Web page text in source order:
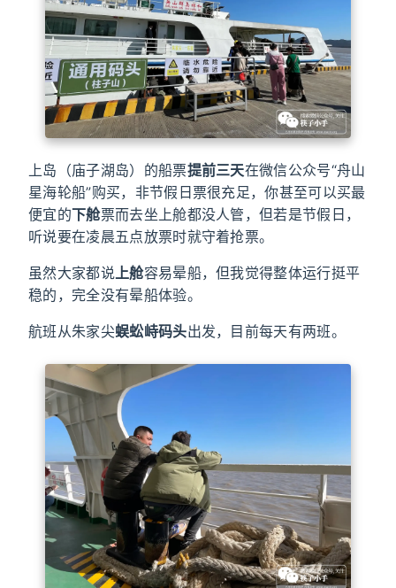
上岛（庙子湖岛）的船票提前三天在微信公众号“舟山
星海轮船”购买，非节假日票很充足，你甚至可以买最
便宜的下舱票而去坐上舱都没人管，但若是节假日，
听说要在凌晨五点放票时就守着抢票。
虽然大家都说上舱容易晕船，但我觉得整体运行挺平
稳的，完全没有晕船体验。
航班从朱家尖蜈蚣峙码头出发，目前每天有两班。